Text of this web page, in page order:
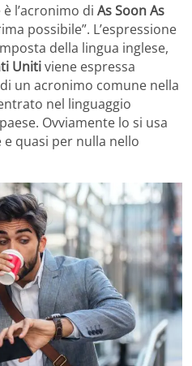
l’acronimo di As Soon As
possibile”. L’espressione
della lingua inglese,
Unitiviene espressa
un acronimo comune nella
nel linguaggio
Ovviamente lo si usa
quasi per nulla nello